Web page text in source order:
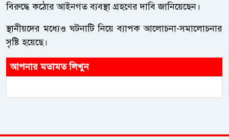
বিরুদ্ধে কঠোর আইনগত ব্যবস্থা গ্রহণের দাবি জানিয়েছেন।
স্থানীয়দের মধ্যেও ঘটনাটি নিয়ে ব্যাপক আলোচনা-সমালোচনার
সৃষ্টি হয়েছে।
আপনার মতামত লিখুন